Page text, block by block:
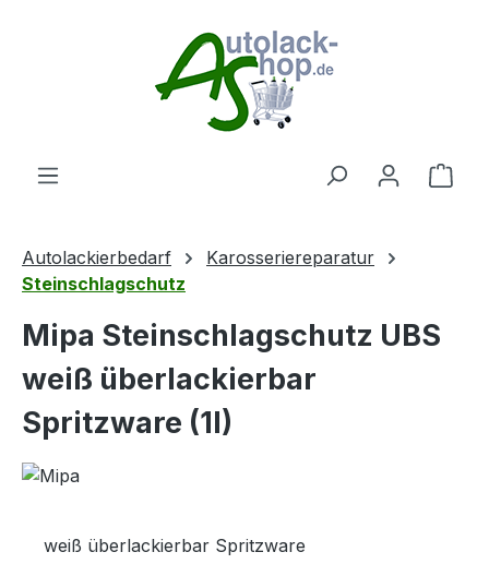
Autolackierbedarf
Karosseriereparatur
Steinschlagschutz
Mipa Steinschlagschutz UBS
weiß überlackierbar
Spritzware (1l)
weiß überlackierbar Spritzware